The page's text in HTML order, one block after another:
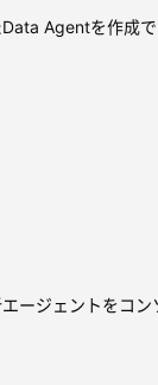
Agentを作成で
ージェントをコ